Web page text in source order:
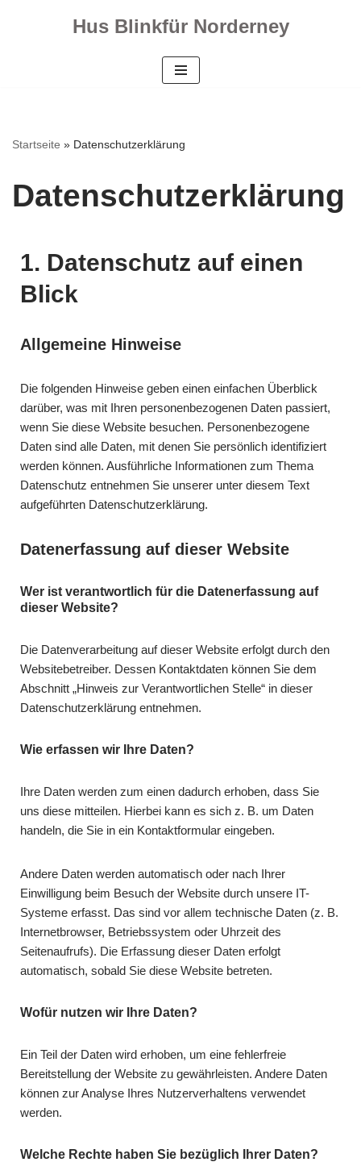
Hus Blinkfür Norderney
Startseite » Datenschutzerklärung
Datenschutzerklärung
1. Datenschutz auf einen
Blick
Allgemeine Hinweise
Die folgenden Hinweise geben einen einfachen Überblick
darüber, was mit Ihren personenbezogenen Daten passiert,
wenn Sie diese Website besuchen. Personenbezogene
Daten sind alle Daten, mit denen Sie persönlich identifiziert
werden können. Ausführliche Informationen zum Thema
Datenschutz entnehmen Sie unserer unter diesem Text
aufgeführten Datenschutzerklärung.
Datenerfassung auf dieser Website
Wer ist verantwortlich für die Datenerfassung auf
dieser Website?
Die Datenverarbeitung auf dieser Website erfolgt durch den
Websitebetreiber. Dessen Kontaktdaten können Sie dem
Abschnitt „Hinweis zur Verantwortlichen Stelle“ in dieser
Datenschutzerklärung entnehmen.
Wie erfassen wir Ihre Daten?
Ihre Daten werden zum einen dadurch erhoben, dass Sie
uns diese mitteilen. Hierbei kann es sich z. B. um Daten
handeln, die Sie in ein Kontaktformular eingeben.
Andere Daten werden automatisch oder nach Ihrer
Einwilligung beim Besuch der Website durch unsere IT-
Systeme erfasst. Das sind vor allem technische Daten (z. B.
Internetbrowser, Betriebssystem oder Uhrzeit des
Seitenaufrufs). Die Erfassung dieser Daten erfolgt
automatisch, sobald Sie diese Website betreten.
Wofür nutzen wir Ihre Daten?
Ein Teil der Daten wird erhoben, um eine fehlerfreie
Bereitstellung der Website zu gewährleisten. Andere Daten
können zur Analyse Ihres Nutzerverhaltens verwendet
werden.
Welche Rechte haben Sie bezüglich Ihrer Daten?